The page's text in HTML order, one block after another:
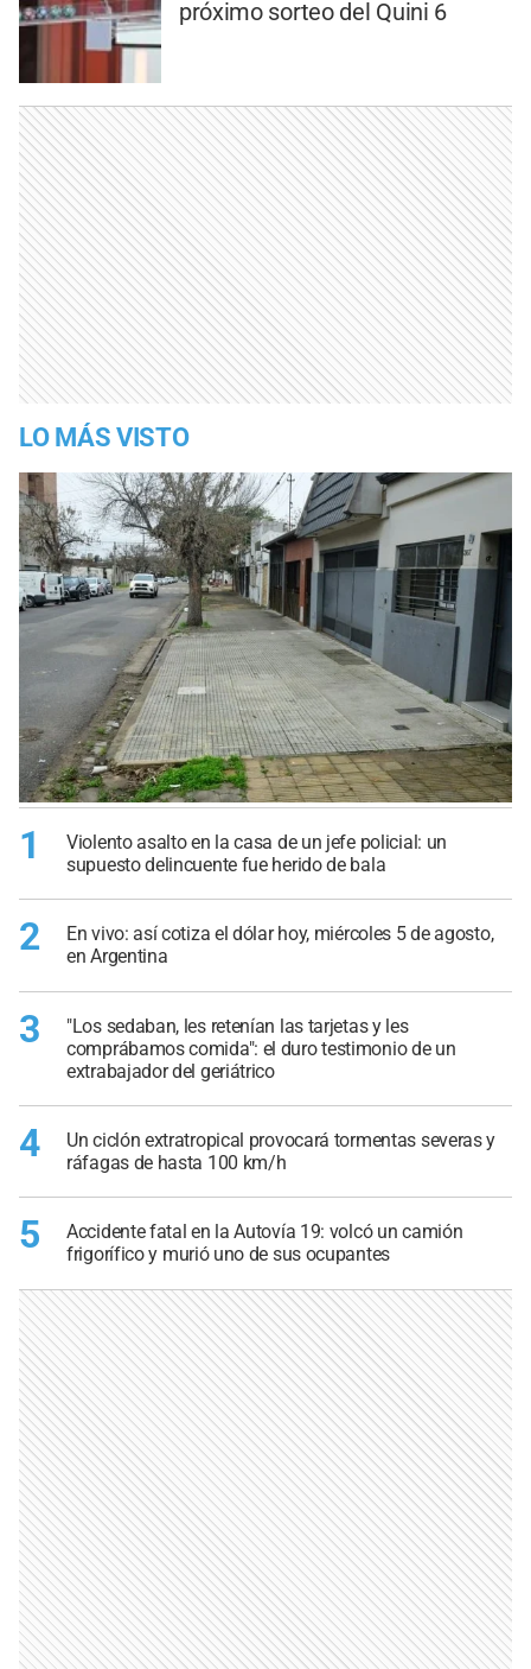
próximo sorteo del Quini 6
LO MÁS VISTO
1
Violento asalto en la casa de un jefe policial: un
supuesto delincuente fue herido de bala
2
En vivo: así cotiza el dólar hoy, miércoles 5 de agosto,
en Argentina
3
"Los sedaban, les retenían las tarjetas y les
comprábamos comida": el duro testimonio de un
extrabajador del geriátrico
4
Un ciclón extratropical provocará tormentas severas y
ráfagas de hasta 100 km/h
5
Accidente fatal en la Autovía 19: volcó un camión
frigorífico y murió uno de sus ocupantes